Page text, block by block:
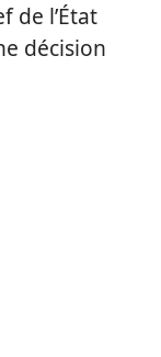
de l’État
décision